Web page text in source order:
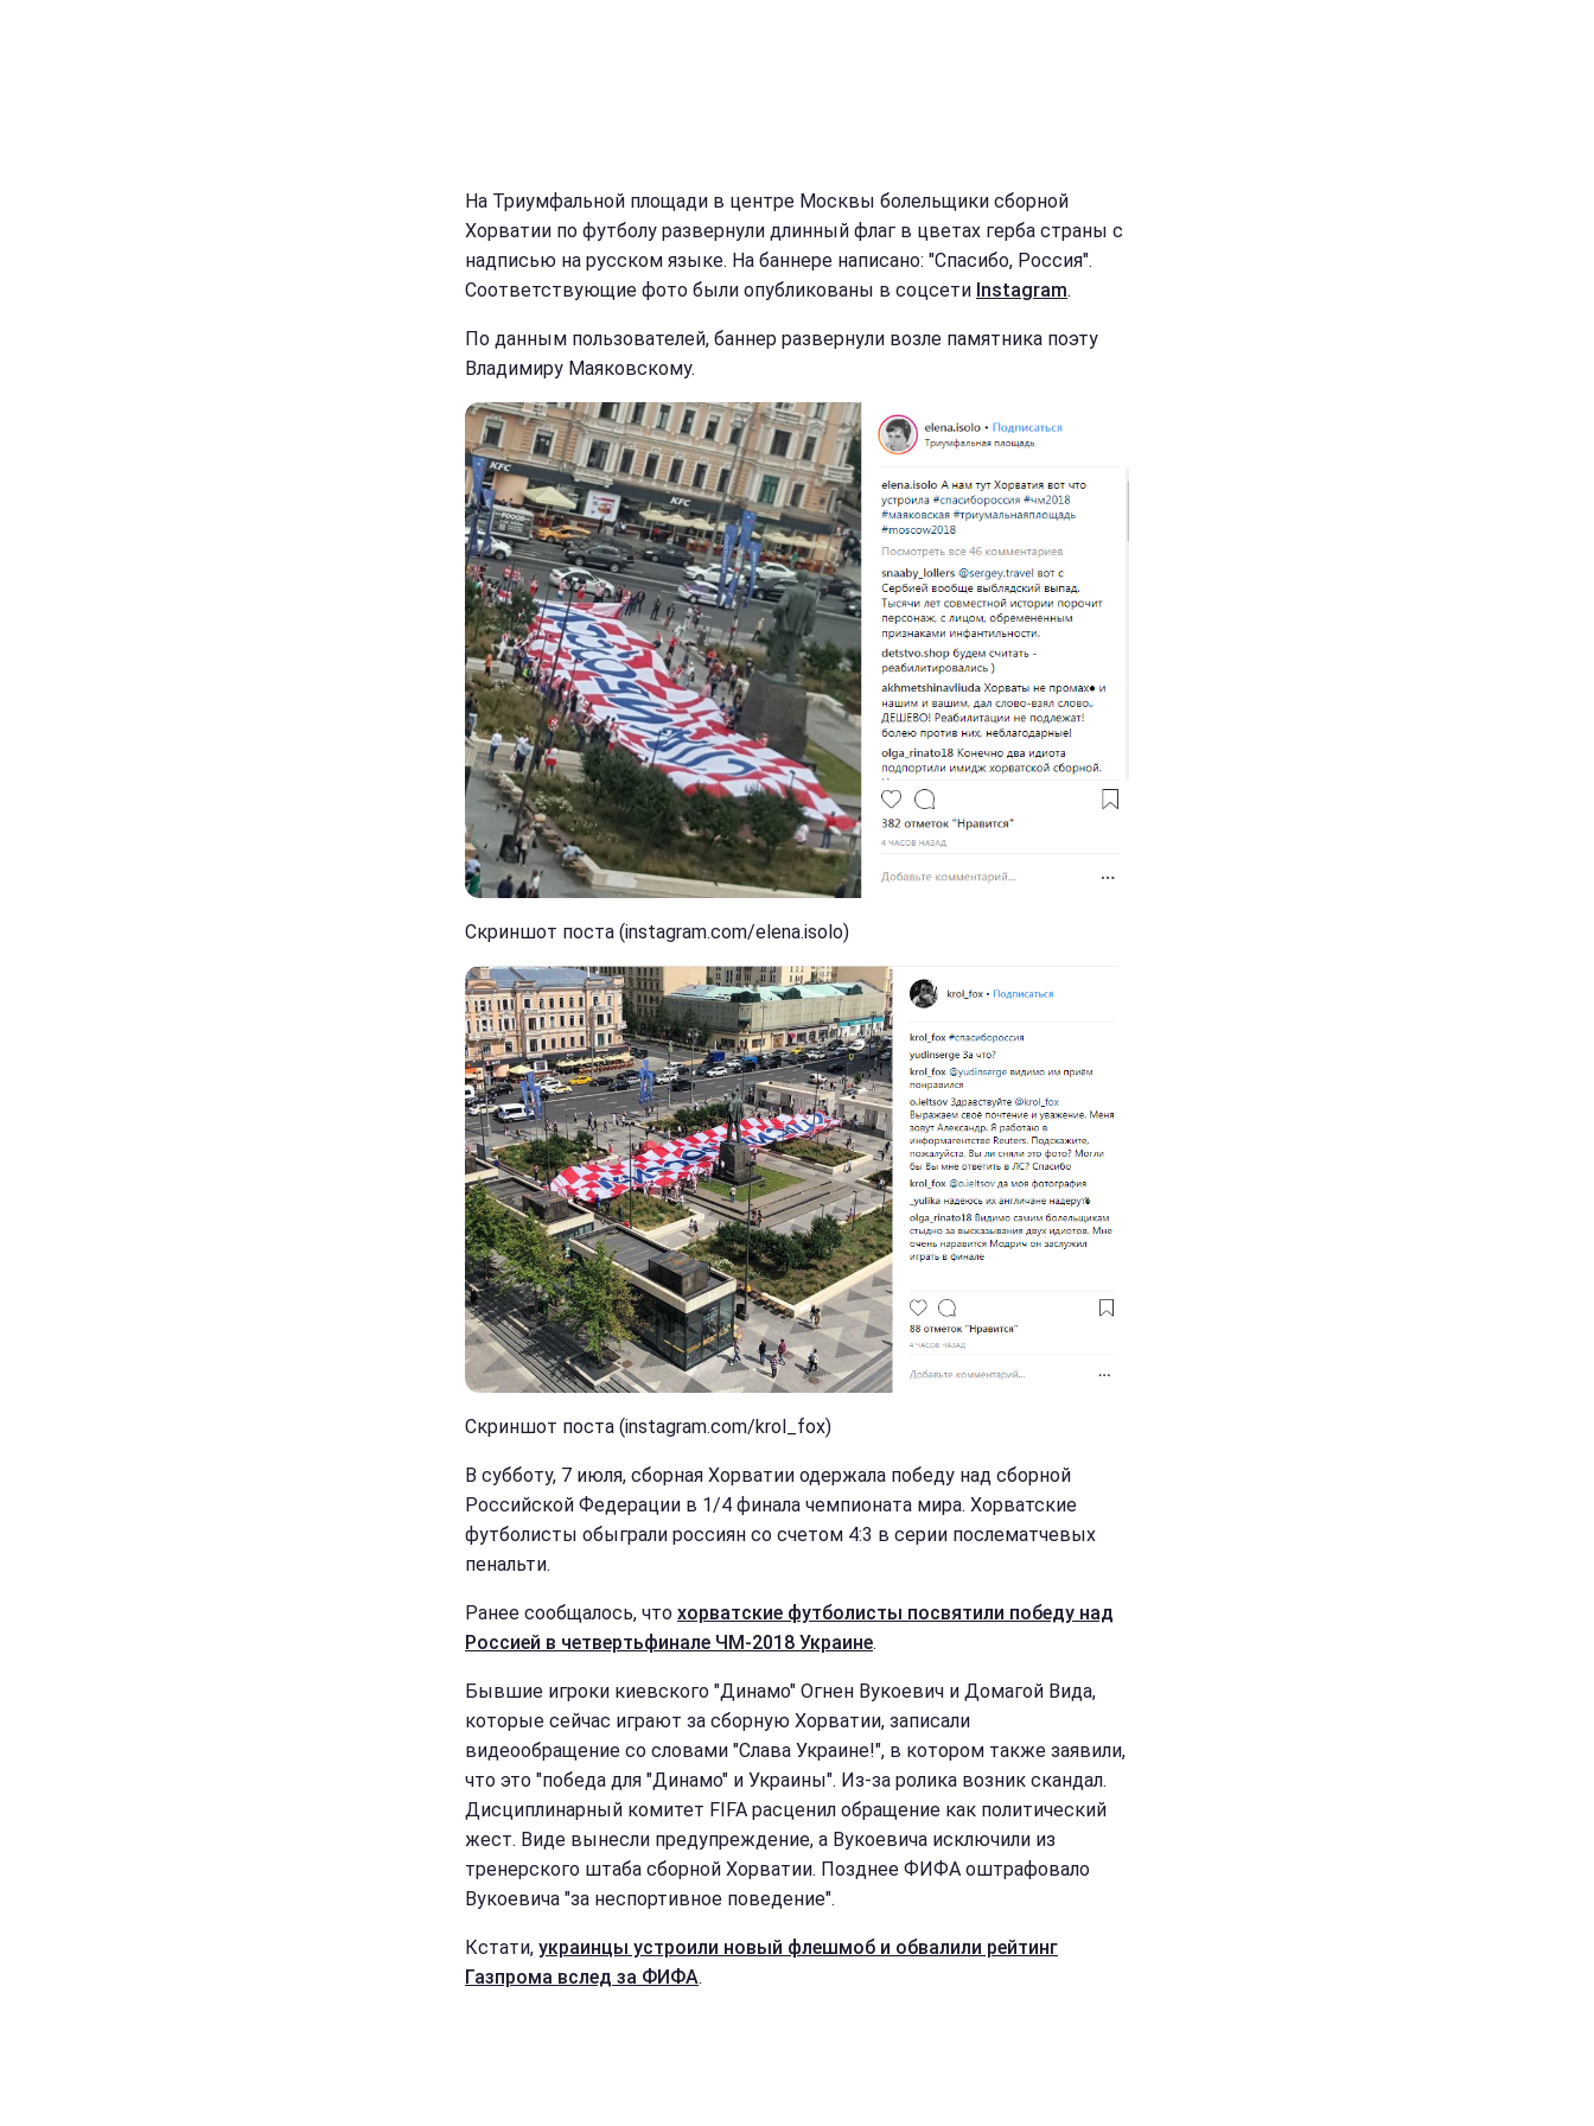
На Триумфальной площади в центре Москвы болельщики сборной
Хорватии по футболу развернули длинный флаг в цветах герба страны с
надписью на русском языке. На баннере написано: "Спасибо, Россия".
Соответствующие фото были опубликованы в соцсети Instagram.
По данным пользователей, баннер развернули возле памятника поэту
Владимиру Маяковскому.
Скриншот поста (instagram.com/elena.isolo)
Скриншот поста (instagram.com/krol_fox)
В субботу, 7 июля, сборная Хорватии одержала победу над сборной
Российской Федерации в 1/4 финала чемпионата мира. Хорватские
футболисты обыграли россиян со счетом 4:3 в серии послематчевых
пенальти.
Ранее сообщалось, что хорватские футболисты посвятили победу над
Россией в четвертьфинале ЧМ-2018 Украине.
Бывшие игроки киевского "Динамо" Огнен Вукоевич и Домагой Вида,
которые сейчас играют за сборную Хорватии, записали
видеообращение со словами "Слава Украине!", в котором также заявили,
что это "победа для "Динамо" и Украины". Из-за ролика возник скандал.
Дисциплинарный комитет FIFA расценил обращение как политический
жест. Виде вынесли предупреждение, а Вукоевича исключили из
тренерского штаба сборной Хорватии. Позднее ФИФА оштрафовало
Вукоевича "за неспортивное поведение".
Кстати, украинцы устроили новый флешмоб и обвалили рейтинг
Газпрома вслед за ФИФА.